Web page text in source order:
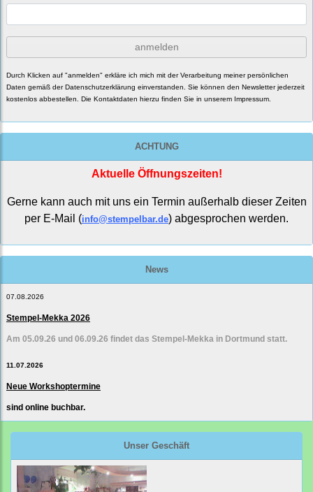
anmelden
Durch Klicken auf "anmelden" erkläre ich mich mit der Verarbeitung meiner persönlichen
Daten gemäß der Datenschutzerklärung einverstanden. Sie können den Newsletter jederzeit
kostenlos abbestellen. Die Kontaktdaten hierzu finden Sie in unserem Impressum.
ACHTUNG
Aktuelle Öffnungszeiten!
Gerne kann auch mit uns ein Termin außerhalb dieser Zeiten
per E-Mail (info@stempelbar.de) abgesprochen werden.
News
07.08.2026
Stempel-Mekka 2026
Am 05.09.26 und 06.09.26 findet das Stempel-Mekka in Dortmund statt.
11.07.2026
Neue Workshoptermine
sind online buchbar.
Unser Geschäft